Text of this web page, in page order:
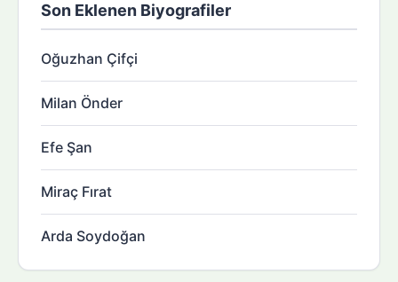
Son Eklenen Biyografiler
Oğuzhan Çifçi
Milan Önder
Efe Şan
Miraç Fırat
Arda Soydoğan